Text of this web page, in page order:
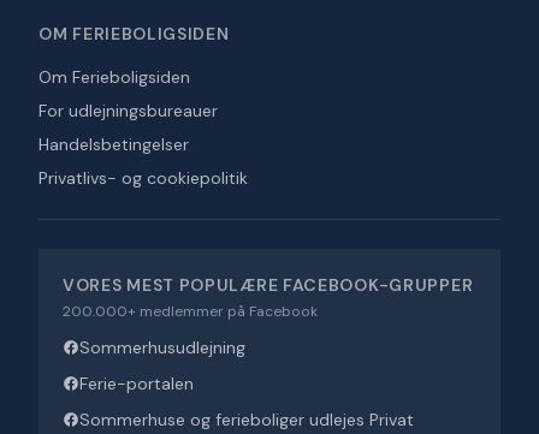
OM FERIEBOLIGSIDEN
Om Ferieboligsiden
For udlejningsbureauer
Handelsbetingelser
Privatlivs- og cookiepolitik
VORES MEST POPULÆRE FACEBOOK-GRUPPER
200.000+ medlemmer på Facebook
Sommerhusudlejning
Ferie-portalen
Sommerhuse og ferieboliger udlejes Privat